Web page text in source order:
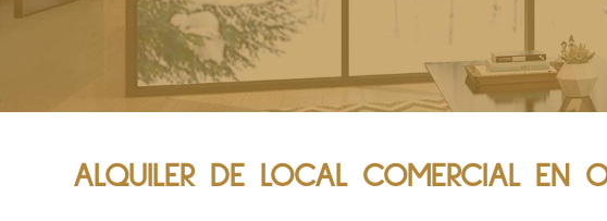
ALQUILER DE LOCAL COMERCIAL EN